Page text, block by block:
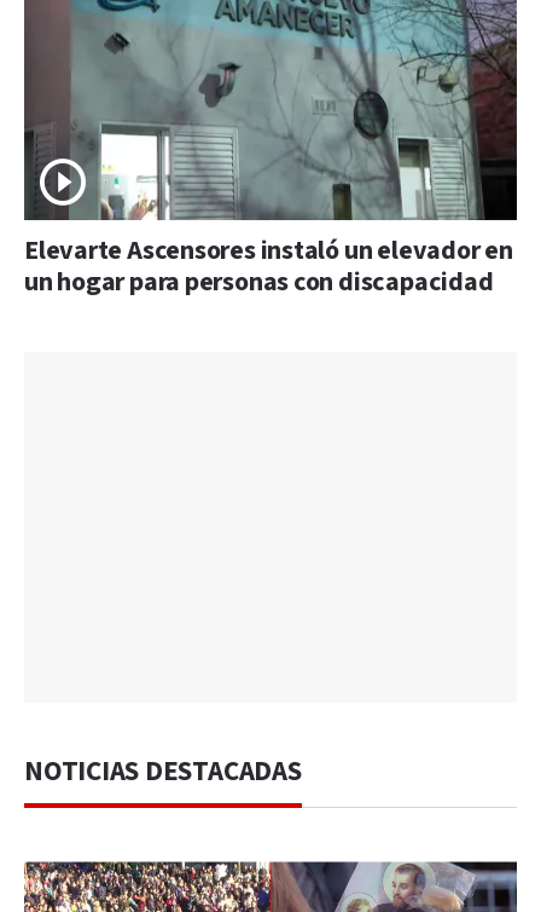
Elevarte Ascensores instaló un elevador en
un hogar para personas con discapacidad
NOTICIAS DESTACADAS